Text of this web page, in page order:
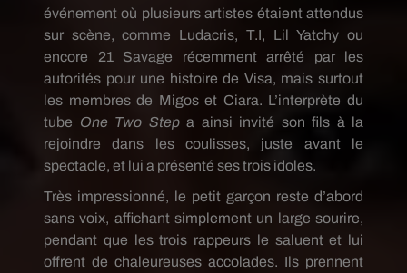
événement où plusieurs artistes étaient attendus
sur scène, comme Ludacris, T.I, Lil Yatchy ou
encore 21
Savage
récemment arrêté par les
autorités pour une histoire de Visa, mais surtout
les membres de Migos et Ciara. L’interprète du
tube One Two Stepa ainsi invité son fils à la
rejoindre dans les coulisses, juste avant le
spectacle, et lui a présenté ses trois idoles.
Très impressionné, le petit garçon reste d’abord
sans voix, affichant simplement un large sourire,
pendant que les trois rappeurs le saluent et lui
offrent de chaleureuses accolades. Ils prennent